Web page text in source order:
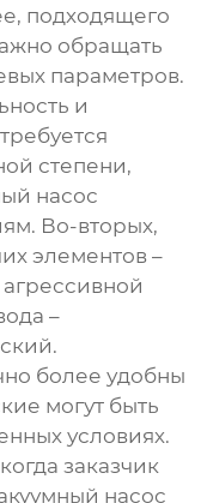
подходящего
обращать
параметров.
и
степени,
насос
Во-вторых,
элементов –
–
более удобны
могут быть
условиях.
заказчик
насос